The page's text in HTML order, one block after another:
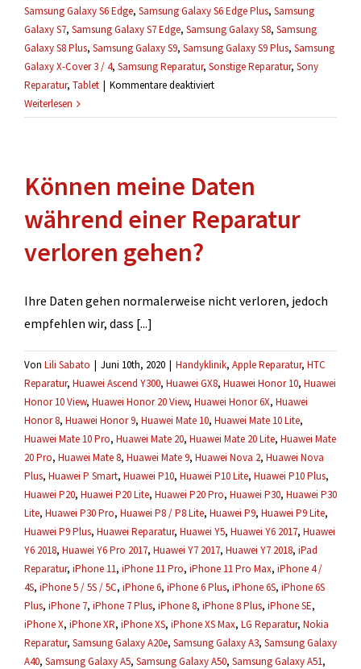
Samsung Galaxy S6 Edge, Samsung Galaxy S6 Edge Plus, Samsung
Galaxy S7, Samsung Galaxy S7 Edge, Samsung Galaxy S8, Samsung
Galaxy S8 Plus, Samsung Galaxy S9, Samsung Galaxy S9 Plus, Samsung
Galaxy X-Cover 3 / 4, Samsung Reparatur, Sonstige Reparatur, Sony
Reparatur, Tablet | Kommentare deaktiviertfür
es
auf
Reparaturen?
Weiterlesen
Können meine Daten
während einer Reparatur
verloren gehen?
Ihre Daten gehen normalerweise nicht verloren, jedoch
empfehlen wir, dass [...]
Von Lili Sabato | Juni 10th, 2020 | Handyklinik, Apple Reparatur, HTC
Reparatur, Huawei Ascend Y300, Huawei GX8, Huawei Honor 10, Huawei
Honor 10 View, Huawei Honor 20 View, Huawei Honor 6X, Huawei
Honor 8, Huawei Honor 9, Huawei Mate 10, Huawei Mate 10 Lite,
Huawei Mate 10 Pro, Huawei Mate 20, Huawei Mate 20 Lite, Huawei Mate
20 Pro, Huawei Mate 8, Huawei Mate 9, Huawei Nova 2, Huawei Nova
Plus, Huawei P Smart, Huawei P10, Huawei P10 Lite, Huawei P10 Plus,
Huawei P20, Huawei P20 Lite, Huawei P20 Pro, Huawei P30, Huawei P30
Lite, Huawei P30 Pro, Huawei P8 / P8 Lite, Huawei P9, Huawei P9 Lite,
Huawei P9 Plus, Huawei Reparatur, Huawei Y5, Huawei Y6 2017, Huawei
Y6 2018, Huawei Y6 Pro 2017, Huawei Y7 2017, Huawei Y7 2018, iPad
Reparatur, iPhone 11, iPhone 11 Pro, iPhone 11 Pro Max, iPhone 4 /
4S, iPhone 5 / 5S / 5C, iPhone 6, iPhone 6 Plus, iPhone 6S, iPhone 6S
Plus, iPhone 7, iPhone 7 Plus, iPhone 8, iPhone 8 Plus, iPhone SE,
iPhone X, iPhone XR, iPhone XS, iPhone XS Max, LG Reparatur, Nokia
Reparatur, Samsung Galaxy A20e, Samsung Galaxy A3, Samsung Galaxy
A40, Samsung Galaxy A5, Samsung Galaxy A50, Samsung Galaxy A51,